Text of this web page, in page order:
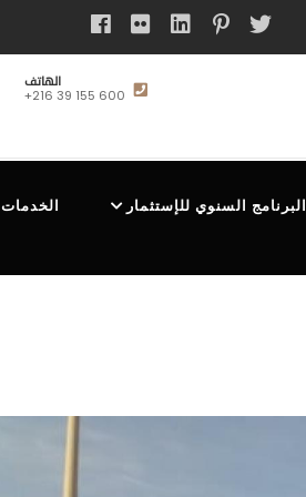
الهاتف
+216 39 155 600
البرنامج السنوي للإستثمار الخدمات